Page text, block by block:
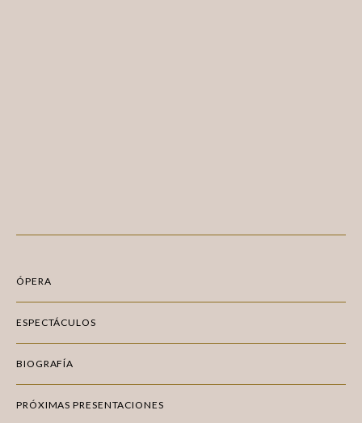
ÓPERA
ESPECTÁCULOS
BIOGRAFÍA
PRÓXIMAS PRESENTACIONES